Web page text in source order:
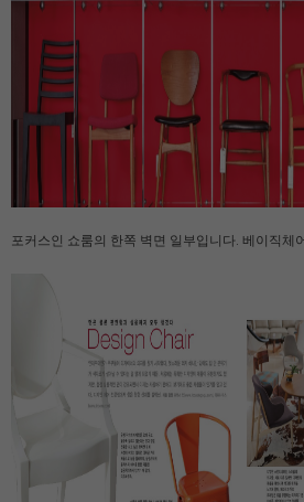
포커스인 쇼룸의 한쪽 벽면 일부입니다. 베이직체